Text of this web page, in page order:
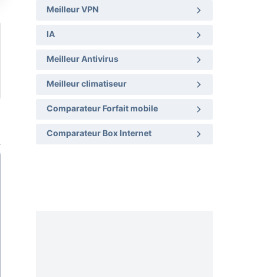
Meilleur VPN
IA
Meilleur Antivirus
Meilleur climatiseur
Comparateur Forfait mobile
Comparateur Box Internet